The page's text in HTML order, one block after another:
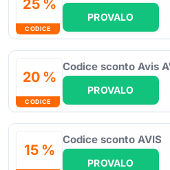
25 %
CODICE
PROVALO
20 %
CODICE
Codice sconto Avis
PROVALO
15 %
Codice sconto AVIS
PROVALO